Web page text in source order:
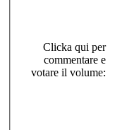
Clicka qui per
commentare e
votare il volume: